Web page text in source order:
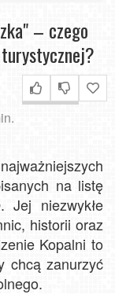
– czego
na listę
Jej niezwykłe
historii oraz
Kopalni to
chcą zanurzyć